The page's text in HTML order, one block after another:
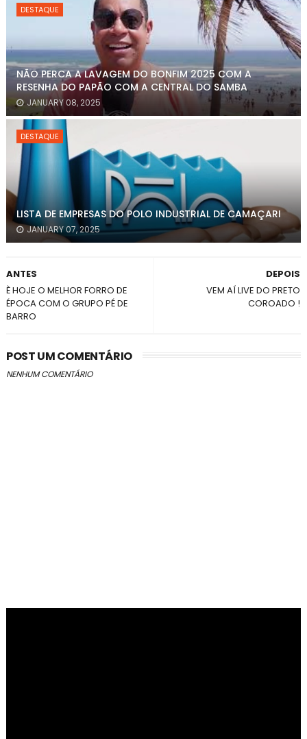
DESTAQUE
NÃO PERCA A LAVAGEM DO BONFIM 2025 COM A
RESENHA DO PAPÃO COM A CENTRAL DO SAMBA
JANUARY 08, 2025
DESTAQUE
LISTA DE EMPRESAS DO POLO INDUSTRIAL DE CAMAÇARI
JANUARY 07, 2025
DEPOIS
VEM AÍ LIVE DO PRETO
COROADO !
ANTES
È HOJE O MELHOR FORRO DE
ÉPOCA COM O GRUPO PÉ DE
BARRO
POST UM COMENTÁRIO
NENHUM COMENTÁRIO